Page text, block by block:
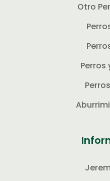
Otro
Perros